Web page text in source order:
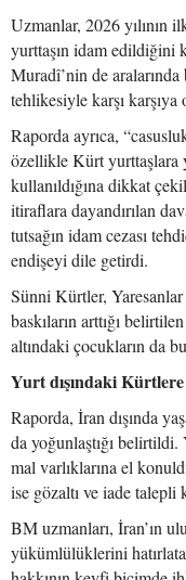
Uzmanlar, 2026 yılının
yurttaşın idam edildiğini
Muradî’nin de
tehlikesiyle karşı
Raporda ayrıca,
özellikle Kürt yurttaşlara
kullanıldığına dikkat
itiraflara dayandırılan
tutsağın idam cezası
endişeyi dile getirdi.
Sünni Kürtler,
baskıların arttığı
altındaki çocukların da
Yurt dışındaki Kürtlere
Raporda, İran dışında
da yoğunlaştığı belirtildi.
mal varlıklarına el
ise gözaltı ve iade talepli
BM uzmanları, İran’ın
yükümlülüklerini